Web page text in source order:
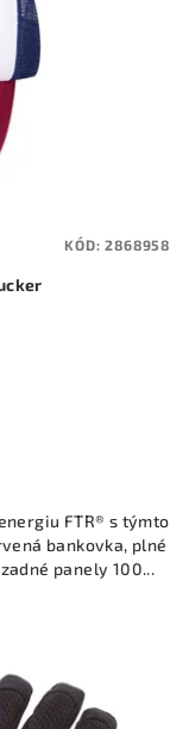
FTR® s týmto
bankovka, plné
panely 100...
KÓD:2868958